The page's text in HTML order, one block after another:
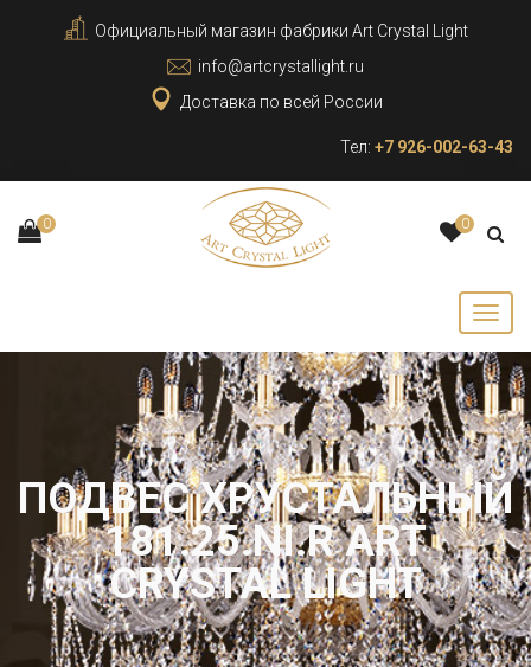
Официальный магазин фабрики Art Crystal Light
info@artcrystallight.ru
Доставка по всей России
Тел: +7 926-002-63-43
0 0
ПОДВЕС ХРУСТАЛЬНЫЙ
181.25.NI.R ART
CRYSTAL LIGHT